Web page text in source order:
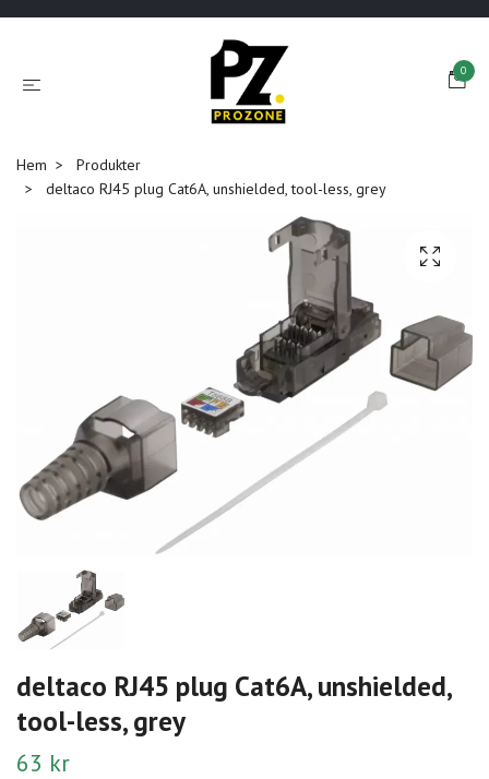
0
Hem
Produkter
deltaco RJ45 plug Cat6A, unshielded, tool-less, grey
deltaco RJ45 plug Cat6A, unshielded,
tool-less, grey
63 kr